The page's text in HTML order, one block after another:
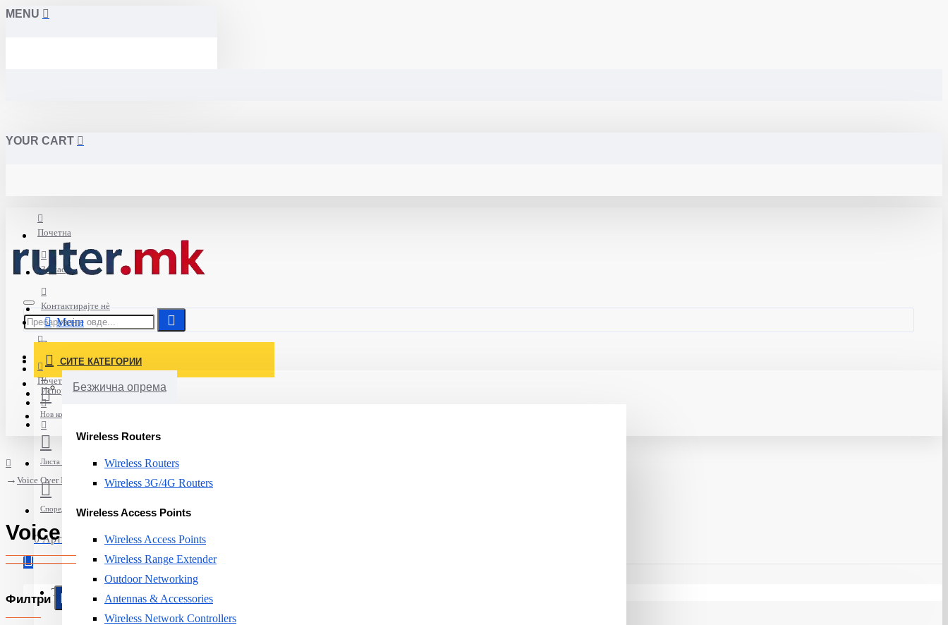
MENU
YOUR CART
Почетна
За нас
Контактирајте нè
Постави нарачка
Испорака
Најавете се
Нов корисник
Листа на желби
Спореди
0 Артикли - 0ден.
Твојата кошничка е празна!
Мени
СИТЕ КАТЕГОРИИ
Безжична опрема
Wireless Routers
Wireless Routers
Wireless 3G/4G Routers
Wireless Access Points
Wireless Access Points
Wireless Range Extender
Outdoor Networking
Antennas & Accessories
Wireless Network Controllers
Почетна
Voice Over IP
Voice Over IP
Филтри